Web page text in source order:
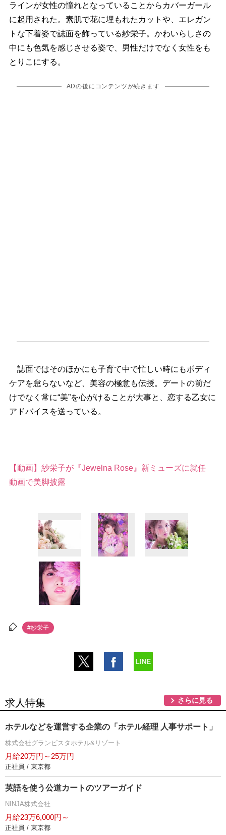
ラインが女性の憧れとなっていることからカバーガール
に起用された。素肌で花に埋もれたカットや、エレガン
トな下着姿で誌面を飾っている紗栄子。かわいらしさの
中にも色気を感じさせる姿で、男性だけでなく女性をも
とりこにする。
ADの後にコンテンツが続きます
誌面ではそのほかにも子育て中で忙しい時にもボディ
ケアを怠らないなど、美容の極意も伝授。デートの前だ
けでなく常に“美”を心がけることが大事と、恋する乙女に
アドバイスを送っている。
【動画】紗栄子が『Jewelna Rose』新ミューズに就任
動画で美脚披露
#紗栄子
求人特集 さらに見る
ホテルなどを運営する企業の「ホテル経理 人事サポート」
株式会社グランビスタホテル&リゾート
月給20万円～25万円
正社員 / 東京都
英語を使う公道カートのツアーガイド
NINJA株式会社
月給23万6,000円～
正社員 / 東京都